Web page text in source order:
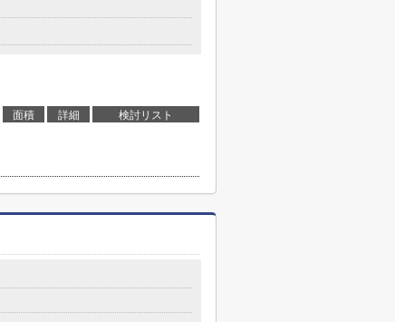
面積 詳細 検討リスト